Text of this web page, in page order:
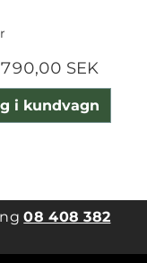
SEK
i kundvagn
08 408 382